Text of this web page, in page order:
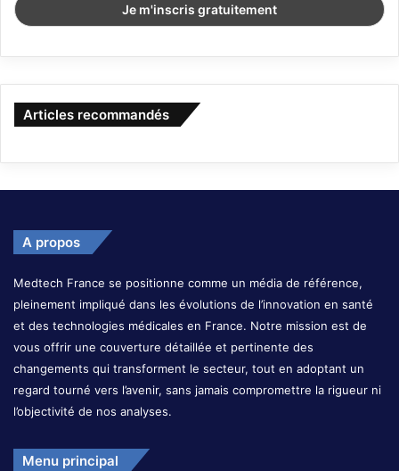
Articles recommandés
A propos
Medtech France se positionne comme un média de référence,
pleinement impliqué dans les évolutions de l’innovation en santé
et des technologies médicales en France. Notre mission est de
vous offrir une couverture détaillée et pertinente des
changements qui transforment le secteur, tout en adoptant un
regard tourné vers l’avenir, sans jamais compromettre la rigueur ni
l’objectivité de nos analyses.
Menu principal